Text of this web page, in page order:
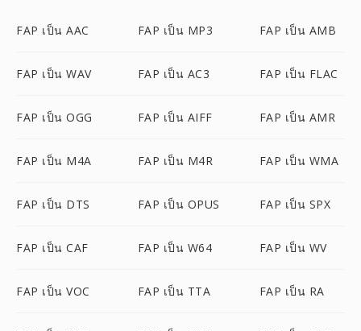
FAP เป็น AAC FAP เป็น MP3 FAP เป็น AMB
FAP เป็น WAV FAP เป็น AC3 FAP เป็น FLAC
FAP เป็น OGG FAP เป็น AIFF FAP เป็น AMR
FAP เป็น M4A FAP เป็น M4R FAP เป็น WMA
FAP เป็น DTS FAP เป็น OPUS FAP เป็น SPX
FAP เป็น CAF FAP เป็น W64 FAP เป็น WV
FAP เป็น VOC FAP เป็น TTA FAP เป็น RA